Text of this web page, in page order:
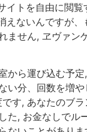
イトを自由に閲
えないんですが
ません, ヱヴァ
から運び込む予
い分、回数を増
す, あなたのブ
た, お金なしで